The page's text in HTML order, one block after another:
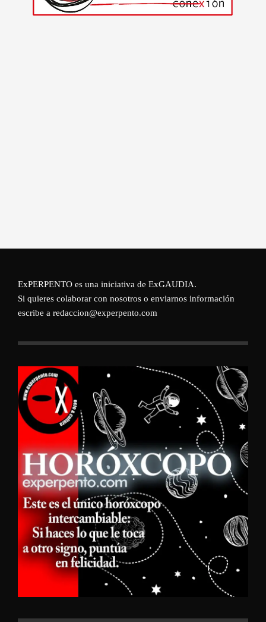
ExPERPENTO es una iniciativa de ExGAUDIA.
Si quieres colaborar con nosotros o enviarnos información
escribe a redaccion@experpento.com